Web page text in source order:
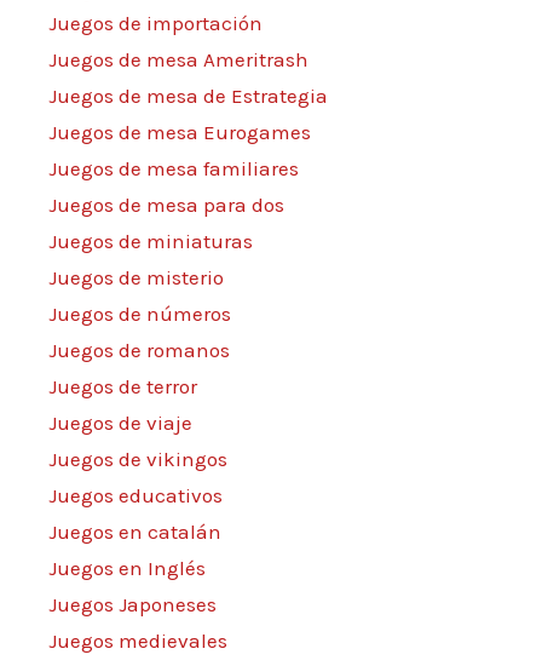
Juegos de importación
Juegos de mesa Ameritrash
Juegos de mesa de Estrategia
Juegos de mesa Eurogames
Juegos de mesa familiares
Juegos de mesa para dos
Juegos de miniaturas
Juegos de misterio
Juegos de números
Juegos de romanos
Juegos de terror
Juegos de viaje
Juegos de vikingos
Juegos educativos
Juegos en catalán
Juegos en Inglés
Juegos Japoneses
Juegos medievales